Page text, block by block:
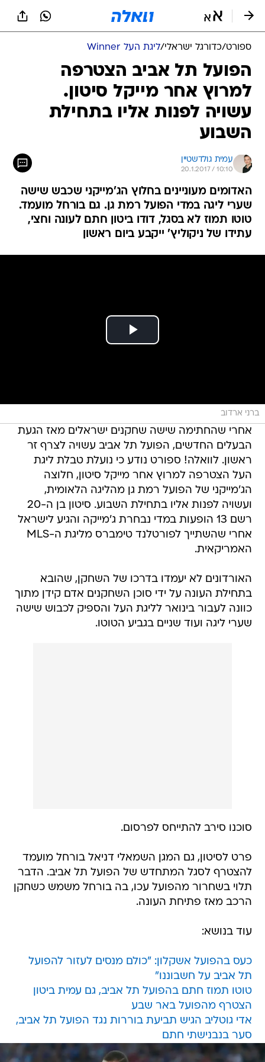
ספורט/כדורגל ישראלי/ליגת העל Winner
הפועל תל אביב הצטרפה
למרוץ אחר מייקל סיטון.
עשויה לפנות אליו בתחילת
השבוע
עמית גולדשטיין
20.1.2017 / 10:10
האדומים מעוניינים בחלוץ הג'מייקני שכבש שישה
שערי ליגה במדי הפועל רמת גן. גם בורחל מועמד.
טוטו תמוז לא בסגל, דודו ביטון חתם לעונה וחצי,
עתידו של ניקוליץ' ייקבע ביום ראשון
ברני ארדוב
אחרי שהחתימה שישה שחקנים ישראלים מאז הגעת
הבעלים החדשים, הפועל תל אביב עשויה לצרף זר
ראשון. לוואלה! ספורט נודע כי נועלת טבלת ליגת
העל הצטרפה למרוץ אחר מייקל סיטון, חלוצה
הג'מייקני של הפועל רמת גן מהליגה הלאומית,
ועשויה לפנות אליו בתחילת השבוע. סיטון בן ה-20
רשם 13 הופעות במדי נבחרת ג'מייקה והגיע לישראל
אחרי שהשתייך לפורטלנד טימברס מליגת ה-MLS
האמריקאית.
האורדונים לא יעמדו בדרכו של השחקן, שהובא
בתחילת העונה על ידי סוכן השחקנים אדם קידן מתוך
כוונה לעבור בינואר לליגת העל והספיק לכבוש שישה
שערי ליגה ועוד שניים בגביע הטוטו.
סוכנו סירב להתייחס לפרסום.
פרט לסיטון, גם המגן השמאלי דניאל בורחל מועמד
להצטרף לסגל המתחדש של הפועל תל אביב. הדבר
תלוי בשחרור מהפועל עכו, בה בורחל משמש כשחקן
הרכב מאז פתיחת העונה.
עוד בנושא:
כעס בהפועל אשקלון: "כולם מנסים לעזור להפועל
תל אביב על חשבוננו"
טוטו תמוז חתם בהפועל תל אביב, גם עמית ביטון
הצטרף מהפועל באר שבע
אדי גוטליב הגיש תביעת בוררות נגד הפועל תל אביב,
סער בנבנישתי חתם